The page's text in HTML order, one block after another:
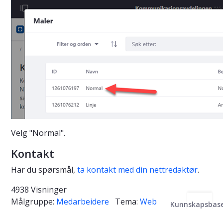
Velg "Normal".
Kontakt
Har du spørsmål, ta kontakt med din nettredaktør.
4938 Visninger
Målgruppe: Medarbeidere Tema: Web